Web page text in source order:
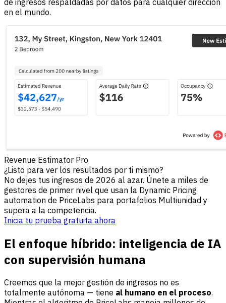
en el mundo.
Revenue Estimator Pro
¿Listo para ver los resultados por ti mismo?
No dejes tus ingresos de 2026 al azar. Únete a miles de
gestores de primer nivel que usan la Dynamic Pricing
automation de PriceLabs para portafolios Multiunidad y
supera a la competencia.
Inicia tu prueba gratuita ahora
El enfoque híbrido: inteligencia de IA
con supervisión humana
Creemos que la mejor gestión de ingresos no es
totalmente autónoma — tiene al humano en el proceso.